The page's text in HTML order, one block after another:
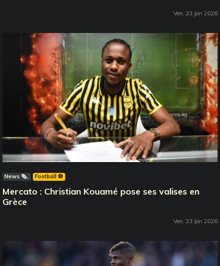
Ven, 23 Jan 2026
News 🗞️ Football ⚽️
Mercato : Christian Kouamé pose ses valises en
Grèce
Ven, 23 Jan 2026